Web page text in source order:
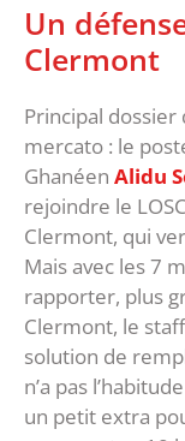
Un
Clermont
Principal
mercato : le
Ghanéen Alidu
rejoindre le
Clermont, qui
Mais avec les 7
rapporter, plus
Clermont, le
solution de
n’a pas
un petit extra